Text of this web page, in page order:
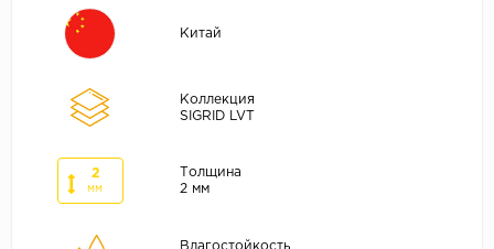
Китай
Коллекция
SIGRID LVT
2
мм
Толщина
2 мм
Влагостойкость